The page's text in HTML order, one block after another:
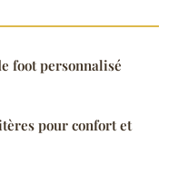
foot personnalisé
pour confort et